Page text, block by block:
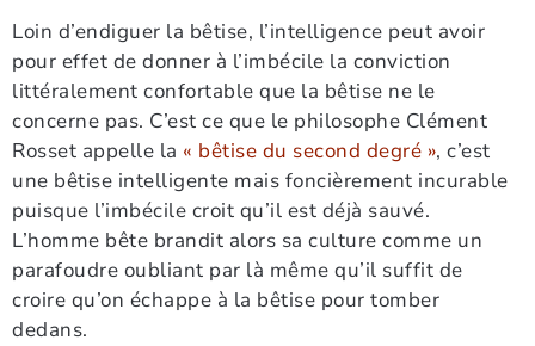
Loin d’endiguer la bêtise, l’intelligence peut avoir
pour effet de donner à l’imbécile la conviction
littéralement confortable que la bêtise ne le
concerne pas. C’est ce que le philosophe Clément
Rosset appelle la « bêtise du second degré », c’est
une bêtise intelligente mais foncièrement incurable
puisque l’imbécile croit qu’il est déjà sauvé.
L’homme bête brandit alors sa culture comme un
parafoudre oubliant par là même qu’il suffit de
croire qu’on échappe à la bêtise pour tomber
dedans.